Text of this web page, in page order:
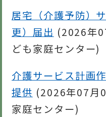
居宅（介護予防）
更）届出 (2026年
ども家庭センター)
介護サービス計画
提供 (2026年07月
家庭センター)